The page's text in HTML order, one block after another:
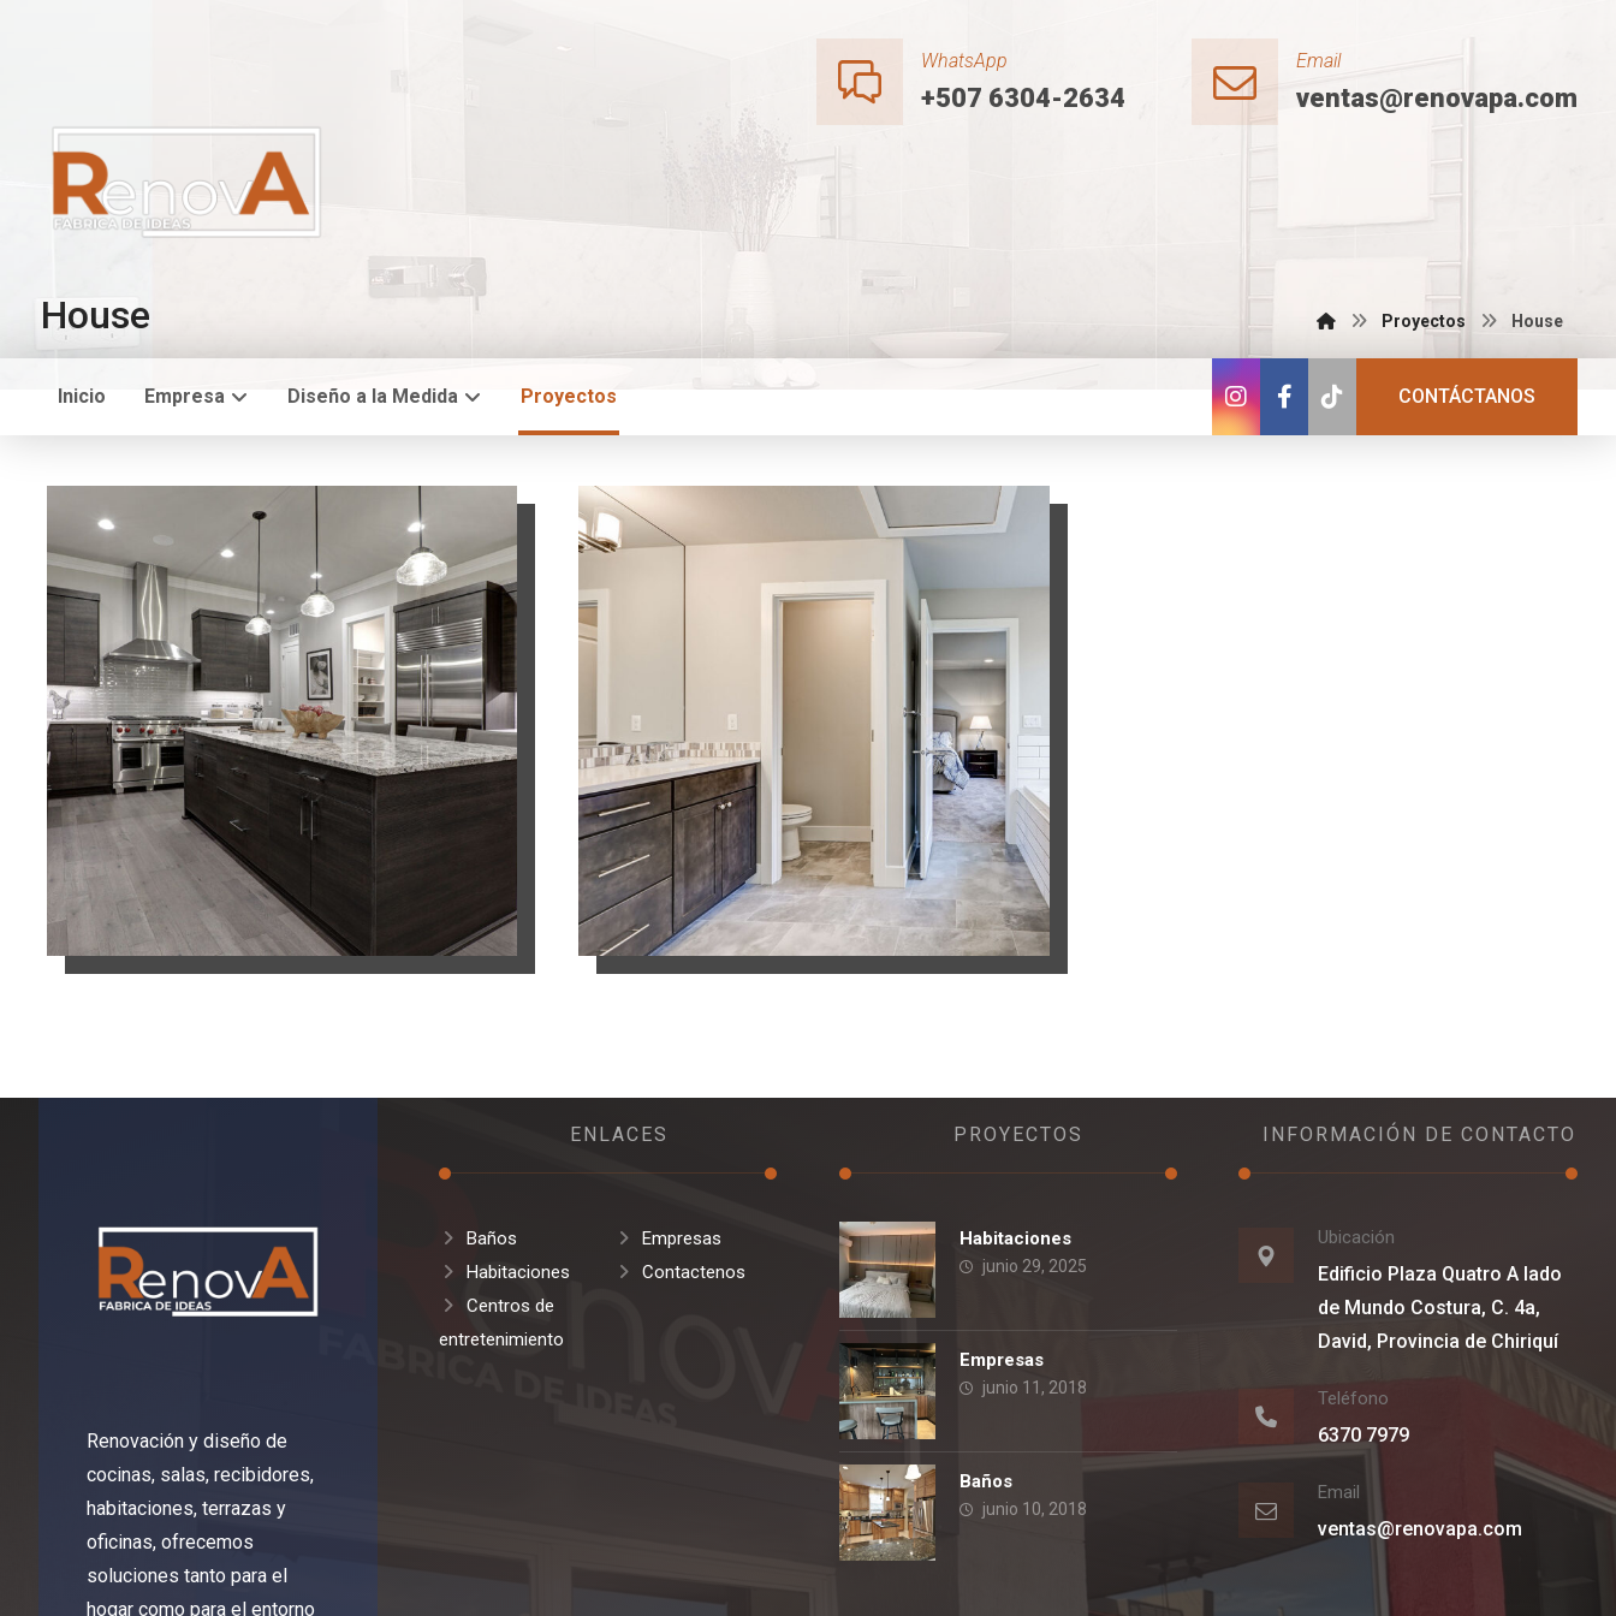
Email
ventas@renovapa.com
WhatsApp
+507 6304-2634
Inicio Empresa Diseño a la Medida Proyectos CONTÁCTANOS
House Proyectos House
Renovación y diseño de
cocinas, salas, recibidores,
habitaciones, terrazas y
oficinas, ofrecemos
soluciones tanto para el
hogar como para el entorno
ENLACES
Baños
Empresas
Habitaciones
Contactenos
Centros de
entretenimiento
PROYECTOS
Habitaciones
junio 29, 2025
Empresas
junio 11, 2018
Baños
junio 10, 2018
INFORMACIÓN DE CONTACTO
Ubicación
Edificio Plaza Quatro A lado
de Mundo Costura, C. 4a,
David, Provincia de Chiriquí
Teléfono
6370 7979
Email
ventas@renovapa.com